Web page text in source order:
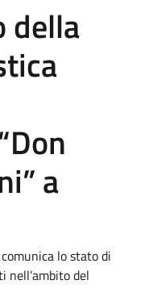
della
a
comunica lo stato di
nell’ambito del